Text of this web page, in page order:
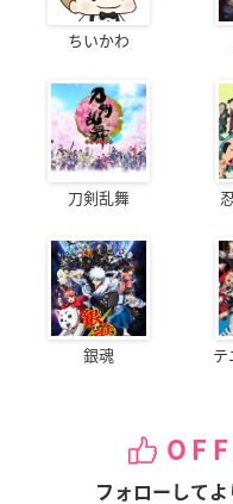
ちいかわ
刀剣乱舞
銀魂 テ
フォローしてよ